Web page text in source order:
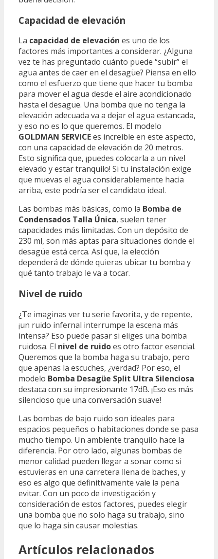
Capacidad de elevación
La capacidad de elevación es uno de los
factores más importantes a considerar. ¿Alguna
vez te has preguntado cuánto puede “subir” el
agua antes de caer en el desagüe? Piensa en ello
como el esfuerzo que tiene que hacer tu bomba
para mover el agua desde el aire acondicionado
hasta el desagüe. Una bomba que no tenga la
elevación adecuada va a dejar el agua estancada,
y eso no es lo que queremos. El modelo
GOLDMAN SERVICEes increíble en este aspecto,
con una capacidad de elevación de 20 metros.
Esto significa que, ¡puedes colocarla a un nivel
elevado y estar tranquilo! Si tu instalación exige
que muevas el agua considerablemente hacia
arriba, este podría ser el candidato ideal.
Las bombas más básicas, como la Bomba de
Condensados Talla Única, suelen tener
capacidades más limitadas. Con un depósito de
230 ml, son más aptas para situaciones donde el
desagüe está cerca. Así que, la elección
dependerá de dónde quieras ubicar tu bomba y
qué tanto trabajo le va a tocar.
Nivel de ruido
¿Te imaginas ver tu serie favorita, y de repente,
¡un ruido infernal interrumpe la escena más
intensa? Eso puede pasar si eliges una bomba
ruidosa. El nivel de ruidoes otro factor esencial.
Queremos que la bomba haga su trabajo, pero
que apenas la escuches, ¿verdad? Por eso, el
modelo Bomba Desagüe Split Ultra Silenciosa
destaca con su impresionante 17dB. ¡Eso es más
silencioso que una conversación suave!
Las bombas de bajo ruido son ideales para
espacios pequeños o habitaciones donde se pasa
mucho tiempo. Un ambiente tranquilo hace la
diferencia. Por otro lado, algunas bombas de
menor calidad pueden llegar a sonar como si
estuvieras en una carretera llena de baches, y
eso es algo que definitivamente vale la pena
evitar. Con un poco de investigación y
consideración de estos factores, puedes elegir
una bomba que no solo haga su trabajo, sino
que lo haga sin causar molestias.
Artículos relacionados